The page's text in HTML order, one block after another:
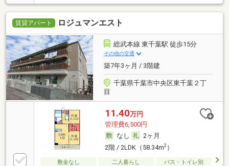
賃貸アパート ロジュマンエスト
総武本線 東千葉駅 徒歩15分
その他の交通
築7年3ヶ月 / 3階建
千葉県千葉市中央区東千葉２丁
目
11.40万円
管理費6,500円
なし
2ヶ月
2階 / 2LDK（58.34m2）
敷金なし 二人暮らし
バス・トイレ別